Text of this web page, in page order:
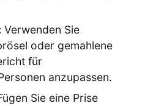
Verwenden Sie
oder gemahlene
für
anzupassen.
Sie eine Prise